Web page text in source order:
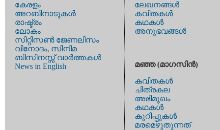
കേരളം
അറബിനാടുകള്‍
രാഷ്ട്രം
ലോകം
സിറ്റിസണ്‍ ജേണലിസം
വിനോദം, സിനിമ
ബിസിനസ്സ് വാര്‍ത്തകള്‍
News in English
ലേഖനങ്ങള്‍
കവിതകള്‍
കഥകള്‍
അനുഭവങ്ങള്‍
മഞ്ഞ (മാഗസിന്‍)
കവിതകള്‍
ചിത്രകല
അഭിമുഖം
കഥകള്‍
കുറിപ്പുകള്‍
മരമെഴുതുന്നത്